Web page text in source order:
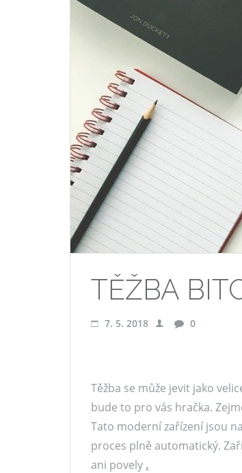
TĚŽBA
7. 5. 2018 0
Těžba se může jevit jako
bude to pro vás hračka.
Tato moderní zařízení jsou
proces plně automatický.
ani povely .